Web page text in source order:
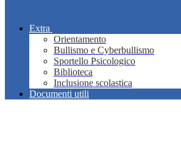
Extra
Orientamento
Bullismo e Cyberbullismo
Sportello Psicologico
Biblioteca
Inclusione scolastica
Documenti utili